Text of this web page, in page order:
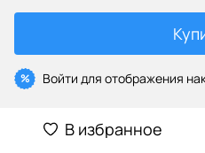
% Войти для отображения
В избранное